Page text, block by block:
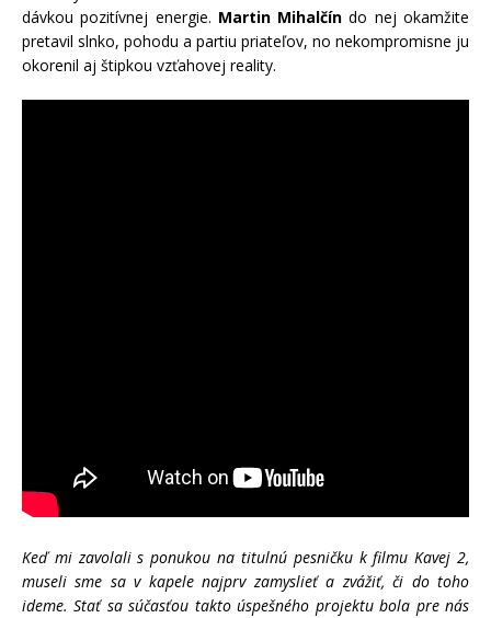
dávkou pozitívnej energie. Martin Mihalčín do nej okamžite
pretavil slnko, pohodu a partiu priateľov, no nekompromisne ju
okorenil aj štipkou vzťahovej reality.
Keď mi zavolali s ponukou na titulnú pesničku k filmu Kavej 2,
museli sme sa v kapele najprv zamyslieť a zvážiť, či do toho
ideme. Stať sa súčasťou takto úspešného projektu bola pre nás